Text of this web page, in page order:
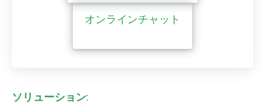
オンラインチャット
ソリューション: